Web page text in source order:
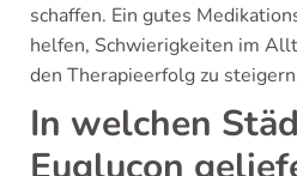
schaffen. Ein gutes
helfen, Schwierigkeiten im
den Therapieerfolg zu
In welchen